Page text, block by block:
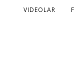
VIDEOLAR